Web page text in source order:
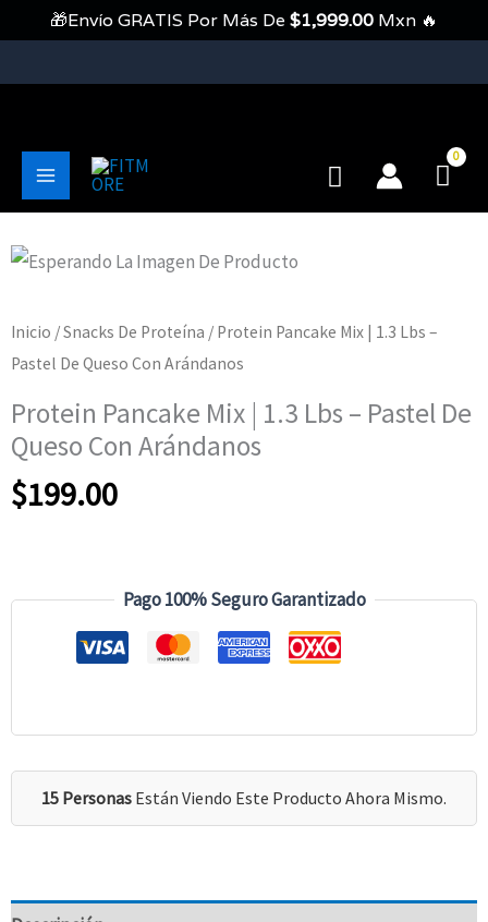
Contenido
Main
Buscar
Inicio /Snacks De Proteína / Protein Pancake Mix | 1.3 Lbs –
Pastel De Queso Con Arándanos
Protein Pancake Mix | 1.3 Lbs – Pastel De
Queso Con Arándanos
$199.00
Pago 100% Seguro Garantizado
15 Personas Están Viendo Este Producto Ahora Mismo.
🎁Envío GRATIS Por Más De $1,999.00 Mxn 🔥